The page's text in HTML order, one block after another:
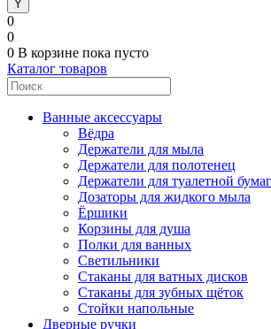
0
0
0 В корзине пока пусто
Каталог товаров
Ванные аксессуары
Вёдра
Держатели для мыла
Держатели для полотенец
Держатели для туалетной
Дозаторы для жидкого мыла
Ёршики
Корзины для душа
Полки для ванных
Светильники
Стаканы для ватных дисков
Стаканы для зубных щёток
Стойки напольные
Дверные ручки